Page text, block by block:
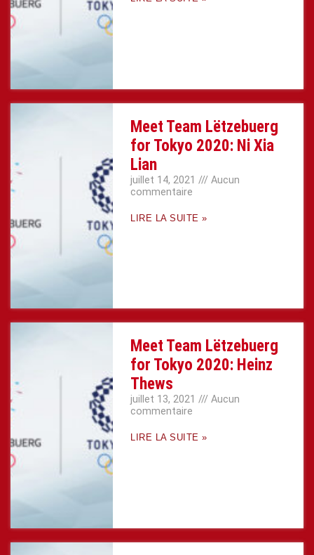
Meet Team Lëtzebuerg
for Tokyo 2020: Ni Xia
Lian
juillet 14, 2021
Aucun
commentaire
LIRE LA SUITE »
Meet Team Lëtzebuerg
for Tokyo 2020: Heinz
Thews
juillet 13, 2021
Aucun
commentaire
LIRE LA SUITE »